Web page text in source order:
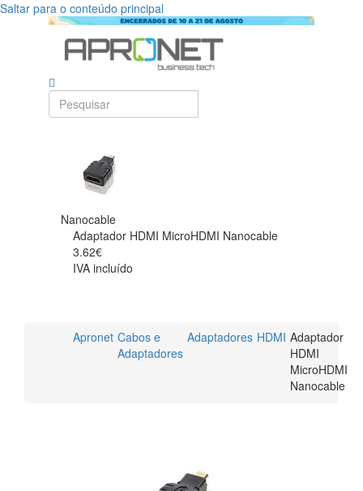
Saltar para o conteúdo principal
Nanocable
Adaptador HDMI MicroHDMI Nanocable
3.62€
IVA incluído
Apronet Cabos e
Adaptadores
Adaptadores HDMI Adaptador
HDMI
MicroHDMI
Nanocable